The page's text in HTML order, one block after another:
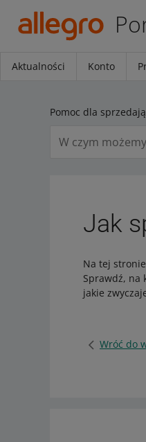
Aktualności Konto
Pomoc dla
Jak
Na tej
Sprawdź, na
jakie
Wróć do